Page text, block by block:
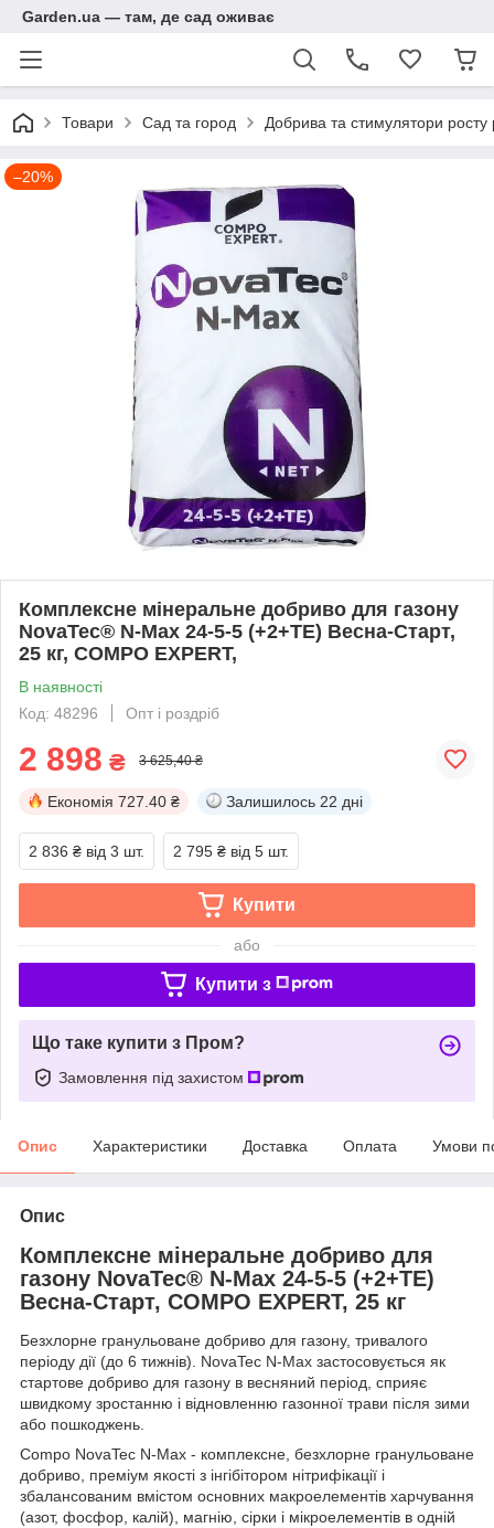
Garden.ua — там, де сад оживає
Товари Сад та город Добрива та стимулятори росту
–20%
Комплексне мінеральне добриво для газону
NovaTec® N-Max 24-5-5 (+2+TE) Весна-Старт,
25 кг, COMPO EXPERT,
В наявності
Код: 48296
Опт і роздріб
2 898 ₴ 3 625,40 ₴
Економія 727.40 ₴ Залишилось 22 дні
2 836 ₴ від 3 шт. 2 795 ₴ від 5 шт.
Купити
або
Купити з
Що таке купити з Пром?
Замовлення під захистом
Опис Характеристики Доставка Оплата Умови
Опис
Комплексне мінеральне добриво для
газону NovaTec® N-Max 24-5-5 (+2+TE)
Весна-Старт, COMPO EXPERT, 25 кг
Безхлорне гранульоване добриво для газону, тривалого
періоду дії (до 6 тижнів). NovaTec N-Max застосовується як
стартове добриво для газону в весняний період, сприяє
швидкому зростанню і відновленню газонної трави після зими
або пошкоджень.
Compo NovaTec N-Max - комплексне, безхлорне гранульоване
добриво, преміум якості з інгібітором нітрифікації і
збалансованим вмістом основних макроелементів харчування
(азот, фосфор, калій), магнію, сірки і мікроелементів в одній